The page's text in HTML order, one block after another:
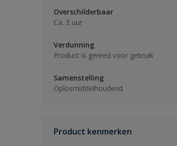
Overschilderbaar
Ca. 3 uur
Verdunning
Product is gereed voor gebruik
Samenstelling
Oplosmiddelhoudend
Product kenmerken